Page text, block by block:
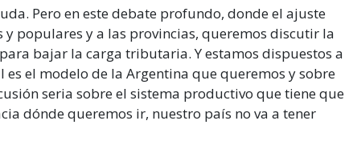
Pero en este debate profundo, donde el ajuste
populares y a las provincias, queremos discutir la
bajar la carga tributaria. Y estamos dispuestos a
el modelo de la Argentina que queremos y sobre
seria sobre el sistema productivo que tiene que
dónde queremos ir, nuestro país no va a tener